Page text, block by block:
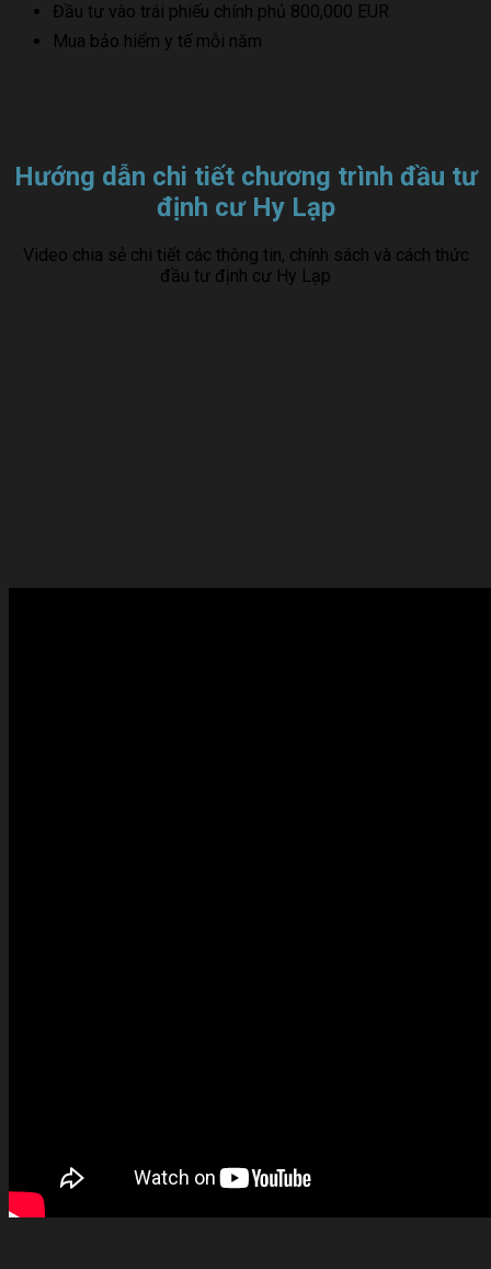
Đầu tư vào trái phiếu chính phủ 800,000 EUR
Mua bảo hiểm y tế mỗi năm
Hướng dẫn chi tiết chương trình đầu tư
định cư Hy Lạp
Video chia sẻ chi tiết các thông tin, chính sách và cách thức
đầu tư định cư Hy Lạp